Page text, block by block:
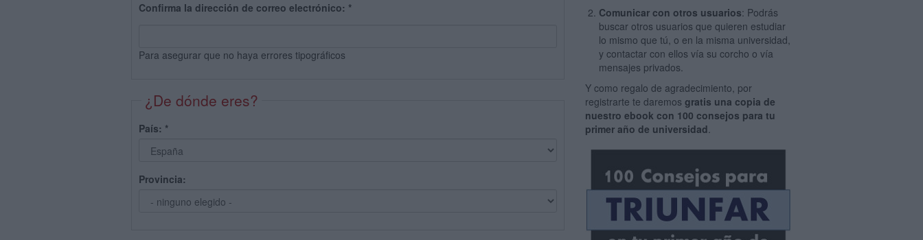
Confirma la dirección de correo electrónico: *
Para asegurar que no haya errores tipográficos
¿De dónde eres?
País: *
Provincia:
Comunicar con otros usuarios: Podrás
buscar otros usuarios que quieren estudiar
lo mismo que tú, o en la misma universidad,
y contactar con ellos vía su corcho o vía
mensajes privados.
Y como regalo de agradecimiento, por
registrarte te daremosgratis una copia de
nuestro ebook con 100 consejos para tu
primer año de universidad.